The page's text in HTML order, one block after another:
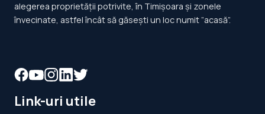
alegerea proprietății potrivite, în Timișoara și zonele
învecinate, astfel încât să găsești un loc numit ”acasă”.
Link-uri utile